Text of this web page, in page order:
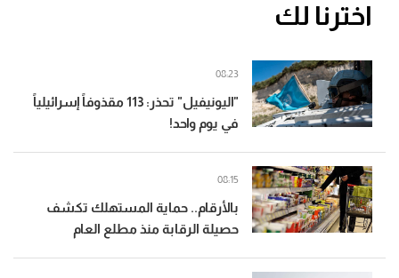
اخترنا لك
"اليونيفيل" تحذر: 113 مقذوفاً إسرائيلياً
في يوم واحد!
08:23
بالأرقام.. حماية المستهلك تكشف
حصيلة الرقابة منذ مطلع العام
08:15